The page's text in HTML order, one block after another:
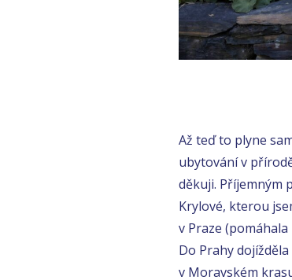
Až teď to plyne
ubytování v
děkuji. Příjemným
Krylové, kterou
v Praze
Do Prahy
v Moravském